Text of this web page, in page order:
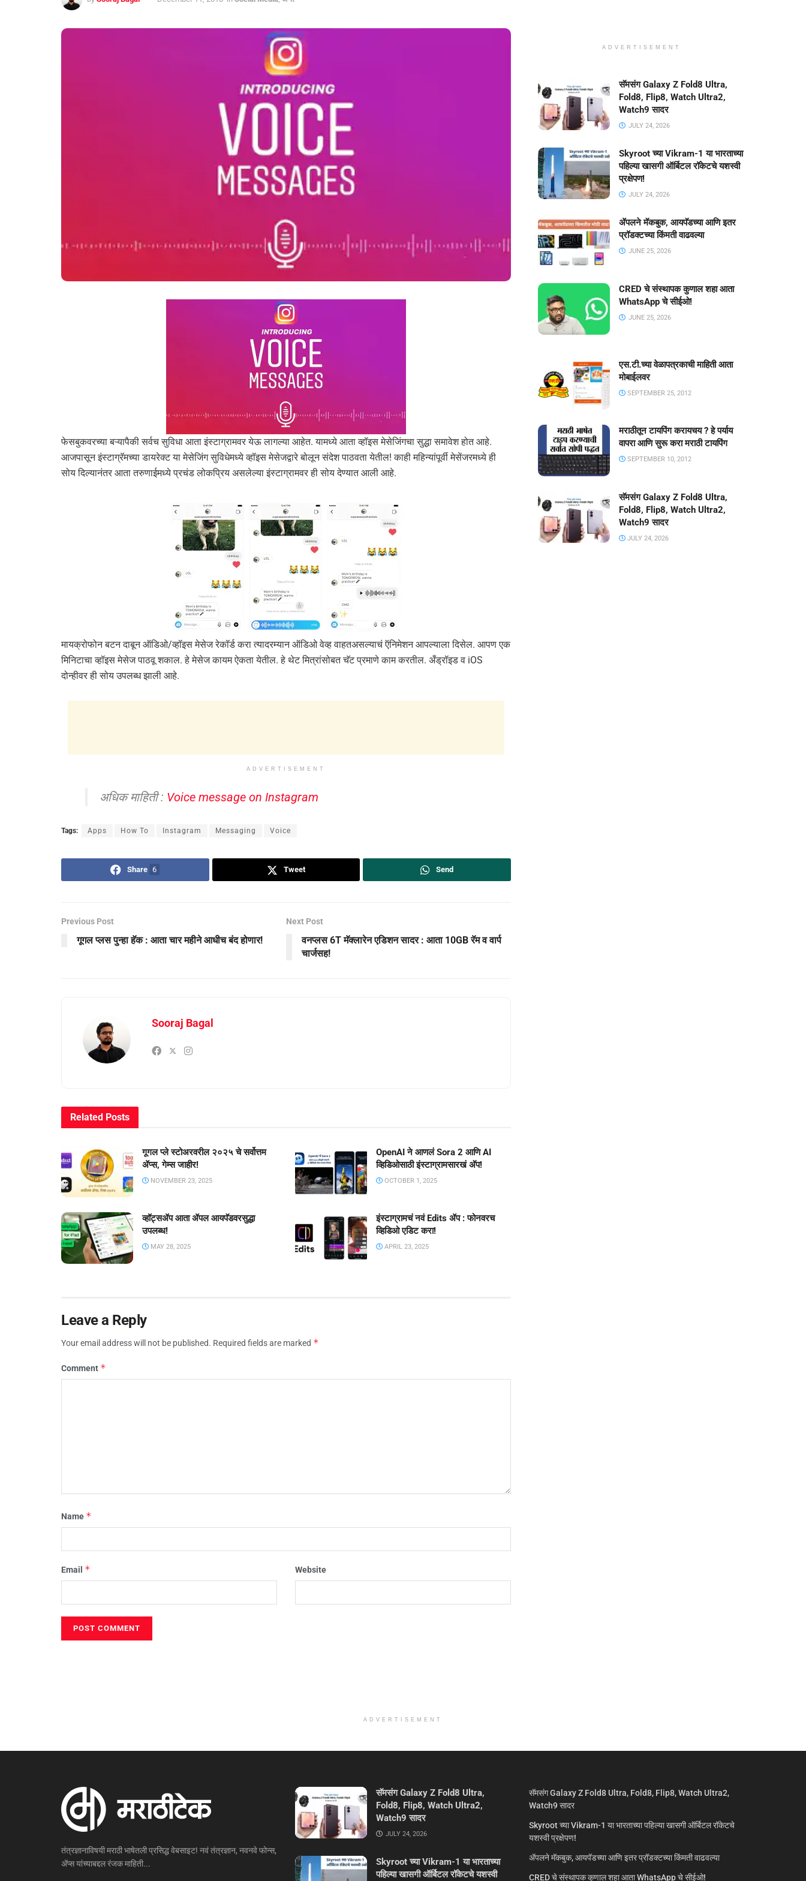
फेसबुकवरच्या बऱ्यापैकी सर्वच सुविधा आता इंस्टाग्रामवर येऊ लागल्या आहेत. यामध्ये आता व्हॉइस मेसेजिंगचा सुद्धा समावेश होत आहे.
आजपासून इंस्टाग्रॅमच्या डायरेक्ट या मेसेजिंग सुविधेमध्ये व्हॉइस मेसेजद्वारे बोलून संदेश पाठवता येतील! काही महिन्यांपूर्वी मेसेंजरमध्ये ही
सोय दिल्यानंतर आता तरुणाईमध्ये प्रचंड लोकप्रिय असलेल्या इंस्टाग्रामवर ही सोय देण्यात आली आहे.
मायक्रोफोन बटन दाबून ऑडिओ/व्हॉइस मेसेज रेकॉर्ड करा त्यादरम्यान ऑडिओ वेव्ह वाहतअसल्याचं ऍनिमेशन आपल्याला दिसेल. आपण एक
मिनिटाचा व्हॉइस मेसेज पाठवू शकाल. हे मेसेज कायम ऐकता येतील. हे थेट मित्रांसोबत चॅट प्रमाणे काम करतील. अँड्रॉइड व iOS
दोन्हीवर ही सोय उपलब्ध झाली आहे.
ADVERTISEMENT
अधिक माहिती : Voice message on Instagram
Tags: Apps How To Instagram Messaging Voice
Share 6 Tweet Send
Previous Post
गूगल प्लस पुन्हा हॅक : आता चार महीने आधीच बंद होणार!
Next Post
वनप्लस 6T मॅक्लारेन एडिशन सादर : आता 10GB रॅम व वार्प
चार्जसह!
Sooraj Bagal
Related Posts
गूगल प्ले स्टोअरवरील २०२५ चे सर्वोत्तम
ॲप्स, गेम्स जाहीर!
NOVEMBER 23, 2025
OpenAI ने आणलं Sora 2 आणि AI
व्हिडिओसाठी इंस्टाग्रामसारखं अ‍ॅप!
OCTOBER 1, 2025
व्हॉट्सॲप आता ॲपल आयपॅडवरसुद्धा
उपलब्ध!
MAY 28, 2025
इंस्टाग्रामचं नवं Edits ॲप : फोनवरच
व्हिडिओ एडिट करा!
APRIL 23, 2025
Leave a Reply
Your email address will not be published. Required fields are marked *
Comment *
Name *
Email * Website
ADVERTISEMENT
सॅमसंग Galaxy Z Fold8 Ultra,
Fold8, Flip8, Watch Ultra2,
Watch9 सादर
JULY 24, 2026
Skyroot च्या Vikram-1 या भारताच्या
पहिल्या खासगी ऑर्बिटल रॉकेटचे यशस्वी
प्रक्षेपण!
JULY 24, 2026
ॲपलने मॅकबुक, आयपॅडच्या आणि इतर
प्रॉडक्टच्या किंमती वाढवल्या
JUNE 25, 2026
CRED चे संस्थापक कुणाल शहा आता
WhatsApp चे सीईओ!
JUNE 25, 2026
एस.टी.च्या वेळापत्रकाची माहिती आता
मोबाईलवर
SEPTEMBER 25, 2012
मराठीतून टायपिंग करायचय ? हे पर्याय
वापरा आणि सुरू करा मराठी टायपिंग
SEPTEMBER 10, 2012
सॅमसंग Galaxy Z Fold8 Ultra,
Fold8, Flip8, Watch Ultra2,
Watch9 सादर
JULY 24, 2026
ADVERTISEMENT
तंत्रज्ञानाविषयी मराठी भाषेतली प्रसिद्ध वेबसाइट! नवं तंत्रज्ञान, नवनवे फोन्स,
ॲप्स यांच्याबद्दल रंजक माहिती...
सॅमसंग Galaxy Z Fold8 Ultra,
Fold8, Flip8, Watch Ultra2,
Watch9 सादर
JULY 24, 2026
Skyroot च्या Vikram-1 या भारताच्या
पहिल्या खासगी ऑर्बिटल रॉकेटचे यशस्वी
सॅमसंग Galaxy Z Fold8 Ultra, Fold8, Flip8, Watch Ultra2,
Watch9 सादर
Skyroot च्या Vikram-1 या भारताच्या पहिल्या खासगी ऑर्बिटल रॉकेटचे
यशस्वी प्रक्षेपण!
ॲपलने मॅकबुक, आयपॅडच्या आणि इतर प्रॉडक्टच्या किंमती वाढवल्या
CRED चे संस्थापक कुणाल शहा आता WhatsApp चे सीईओ!